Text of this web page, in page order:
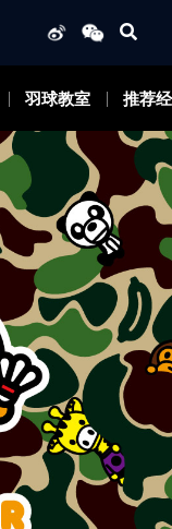
羽球教室 推荐